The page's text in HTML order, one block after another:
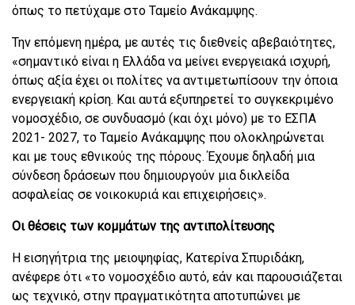
όπως το πετύχαμε στο Ταμείο Ανάκαμψης.
Την επόμενη ημέρα, με αυτές τις διεθνείς αβεβαιότητες,
«σημαντικό είναι η Ελλάδα να μείνει ενεργειακά ισχυρή,
όπως αξία έχει οι πολίτες να αντιμετωπίσουν την όποια
ενεργειακή κρίση. Και αυτά εξυπηρετεί το συγκεκριμένο
νομοσχέδιο, σε συνδυασμό (και όχι μόνο) με το ΕΣΠΑ
2021- 2027, το Ταμείο Ανάκαμψης που ολοκληρώνεται
και με τους εθνικούς της πόρους. Έχουμε δηλαδή μια
σύνδεση δράσεων που δημιουργούν μια δικλείδα
ασφαλείας σε νοικοκυριά και επιχειρήσεις».
Οι θέσεις των κομμάτων της αντιπολίτευσης
Η εισηγήτρια της μειοψηφίας, Κατερίνα Σπυριδάκη,
ανέφερε ότι «το νομοσχέδιο αυτό, εάν και παρουσιάζεται
ως τεχνικό, στην πραγματικότητα αποτυπώνει με